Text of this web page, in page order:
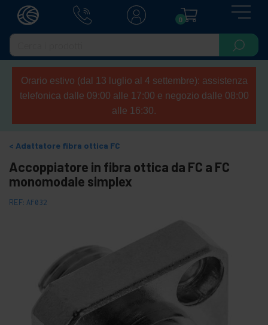
0
Orario estivo (dal 13 luglio al 4 settembre): assistenza
telefonica dalle 09:00 alle 17:00 e negozio dalle 08:00
alle 16:30.
Adattatore fibra ottica FC
Accoppiatore in fibra ottica da FC a FC
monomodale simplex
REF: AF032